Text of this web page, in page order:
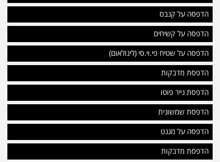
הדפסה על קנבס
הדפסה על קשיחים
הדפסה על שטיח פי.וי.סי (לינולאום)
הדפסת מדבקות
הדפסת נייר פוטו
הדפסת שמשונית
הדפסה על מגנט
הדפסת מדבקות